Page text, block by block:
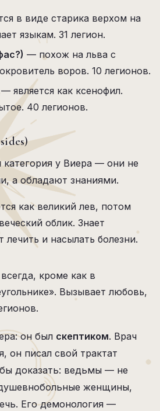
в виде старика верхом на
языкам. 31 легион.
— похож на льва с
воров. 10 легионов.
является как ксенофил.
40 легионов.
у Виера — они не
а обладают знаниями.
как великий лев, потом
облик. Знает
и насылать болезни.
кроме как в
Вызывает любовь,
он был скептиком. Врач
он писал свой трактат
доказать: ведьмы — не
женщины,
Его демонология —